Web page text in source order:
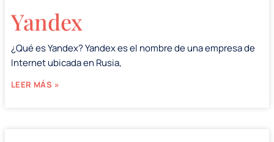
Yandex
¿Qué es Yandex? Yandex es el nombre de una empresa de
Internet ubicada en Rusia,
LEER MÁS »